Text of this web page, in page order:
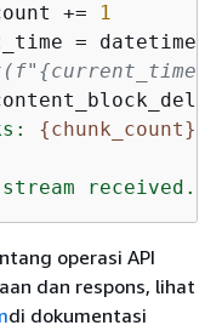
+=
1
=
{
{chunk_count}
received."
operasi API
dan respons, lihat
di dokumentasi